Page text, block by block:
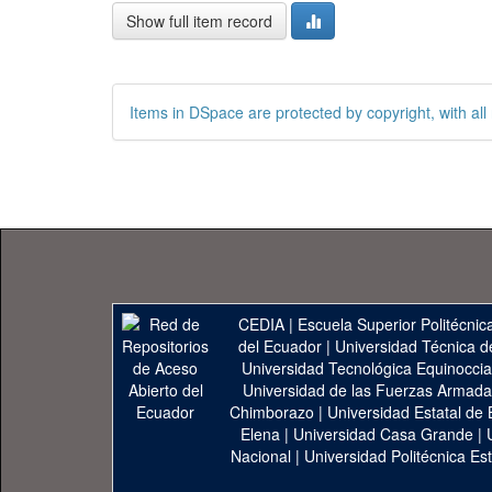
Show full item record
Items in DSpace are protected by copyright, with
CEDIA | Escuela Superior
del Ecuador| Universidad Técnica
Universidad Tecnológica
Universidad de las Fuerzas
Chimborazo | Universidad Estatal de
Elena | Universidad Casa Grande |
Nacional | Universidad Politécnica